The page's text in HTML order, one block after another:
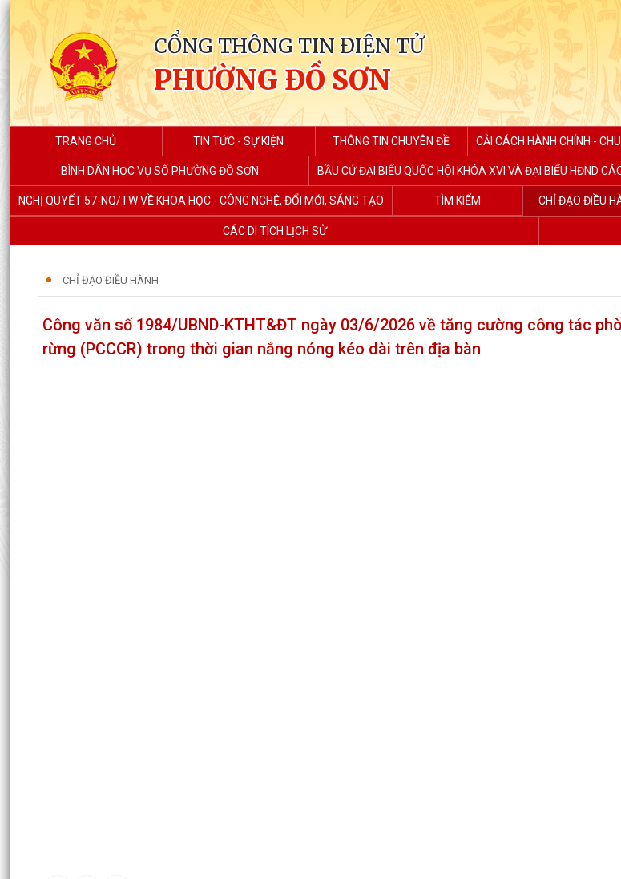
CỔNG THÔNG TIN ĐIỆN TỬ
PHƯỜNG ĐỒ SƠN
TRANG CHỦ TIN TỨC - SỰ KIỆN THÔNG TIN CHUYÊN ĐỀ CẢI CÁCH HÀNH CHÍNH -
BÌNH DÂN HỌC VỤ SỐ PHƯỜNG ĐỒ SƠN BẦU CỬ ĐẠI BIỂU QUỐC HỘI KHÓA XVI VÀ ĐẠI BIỂU HĐND
NGHỊ QUYẾT 57-NQ/TW VỀ KHOA HỌC - CÔNG NGHỆ, ĐỔI MỚI, SÁNG TẠO TÌM KIẾM CHỈ ĐẠO ĐIỀU
CÁC DI TÍCH LỊCH SỬ
CHỈ ĐẠO ĐIỀU HÀNH
Công văn số 1984/UBND-KTHT&ĐT ngày 03/6/2026 về tăng cường công tác
rừng (PCCCR) trong thời gian nắng nóng kéo dài trên địa bàn